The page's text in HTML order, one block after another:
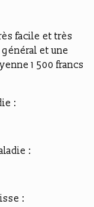
facile et très
et une
1 500 francs
:
:
: